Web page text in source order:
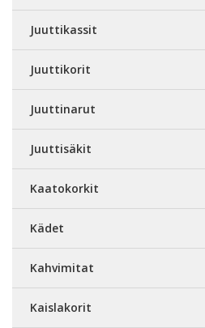
Juuttikassit
Juuttikorit
Juuttinarut
Juuttisäkit
Kaatokorkit
Kädet
Kahvimitat
Kaislakorit